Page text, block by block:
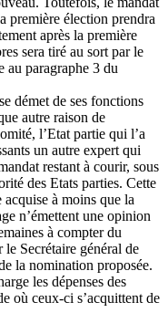
première élection prendra
après la première
sera tiré au sort par le
au paragraphe 3 du
démet de ses fonctions
autre raison de
l’Etat partie qui l’a
un autre expert qui
restant à courir, sous
des Etats parties. Cette
à moins que la
n’émettent une opinion
à compter du
Secrétaire général de
la nomination proposée.
les dépenses des
où ceux-ci s’acquittent de